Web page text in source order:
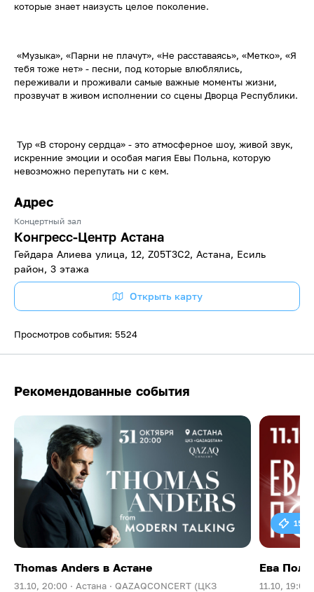
которые знает наизусть целое поколение.
«Музыка», «Парни не плачут», «Не расставаясь», «Метко», «Я
тебя тоже нет» - песни, под которые влюблялись,
переживали и проживали самые важные моменты жизни,
прозвучат в живом исполнении со сцены Дворца Республики.
Тур «В сторону сердца» - это атмосферное шоу, живой звук,
искренние эмоции и особая магия Евы Польна, которую
невозможно перепутать ни с кем.
Адрес
Концертный зал
Конгресс-Центр Астана
Гейдара Алиева улица, 12, Z05T3C2, Астана, Есиль
район, 3 этажа
Открыть карту
Просмотров события: 5524
Рекомендованные события
Thomas Anders в Астане
31.10, 20:00 · Астана · QAZAQCONCERT (ЦКЗ
15
Ева
11.10, 19:00